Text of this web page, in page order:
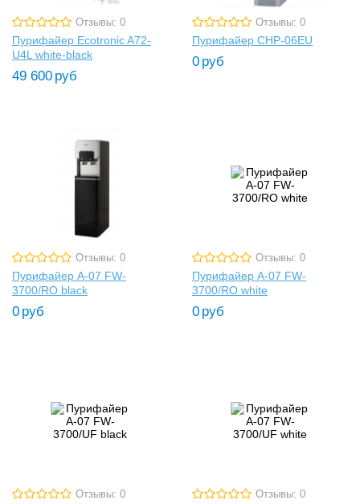
Отзывы: 0
Пурифайер Ecotronic A72-
U4L white-black
49 600 руб
Отзывы: 0
Пурифайер CHP-06EU
0 руб
Отзывы: 0
Пурифайер A-07 FW-
3700/RO black
0 руб
Отзывы: 0
Пурифайер A-07 FW-
3700/RO white
0 руб
Отзывы: 0 Отзывы: 0